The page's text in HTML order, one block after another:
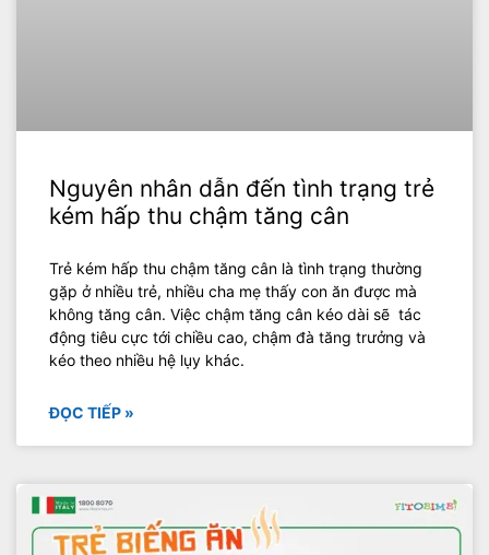
Nguyên nhân dẫn đến tình trạng trẻ
kém hấp thu chậm tăng cân
Trẻ kém hấp thu chậm tăng cân là tình trạng thường
gặp ở nhiều trẻ, nhiều cha mẹ thấy con ăn được mà
không tăng cân. Việc chậm tăng cân kéo dài sẽ tác
động tiêu cực tới chiều cao, chậm đà tăng trưởng và
kéo theo nhiều hệ lụy khác.
ĐỌC TIẾP »